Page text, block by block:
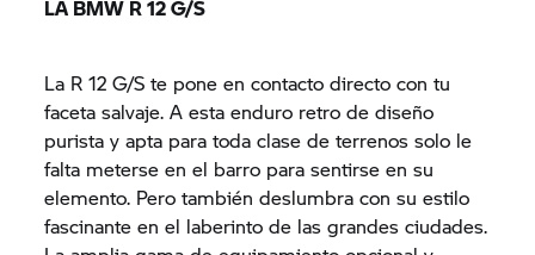
LA BMW R 12 G/S
La R 12 G/S te pone en contacto directo con tu
faceta salvaje. A esta enduro retro de diseño
purista y apta para toda clase de terrenos solo le
falta meterse en el barro para sentirse en su
elemento. Pero también deslumbra con su estilo
fascinante en el laberinto de las grandes ciudades.